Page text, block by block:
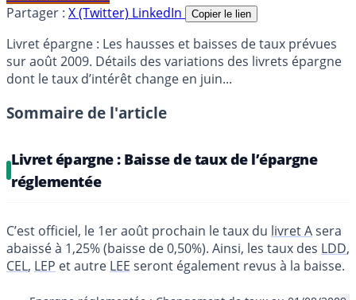
Partager : X (Twitter) LinkedIn Copier le lien
Livret épargne : Les hausses et baisses de taux prévues
sur août 2009. Détails des variations des livrets épargne
dont le taux d’intérêt change en juin...
Sommaire de l'article
Livret épargne : Baisse de taux de l’épargne
réglementée
C’est officiel, le 1er août prochain le taux du livret Asera
abaissé à 1,25% (baisse de 0,50%). Ainsi, les taux des LDD,
CEL, LEP et autre LEE seront également revus à la baisse.